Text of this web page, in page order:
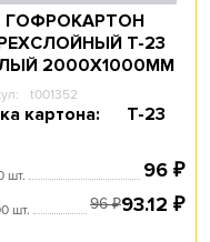
ГОФРОКАРТОН
Т-23
2000Х1000ММ
t001352
картона: Т-23
шт. 96 ₽
шт. 96₽93.12 ₽